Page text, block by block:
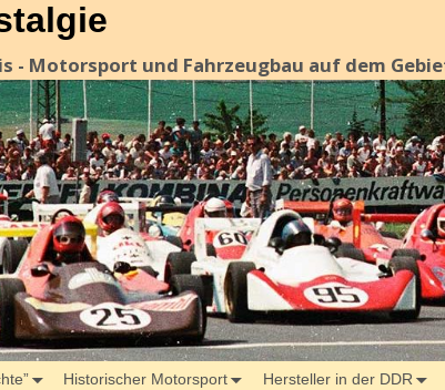
- Motorsport und Fahrzeugbau auf dem
Historischer Motorsport Hersteller in der DDR